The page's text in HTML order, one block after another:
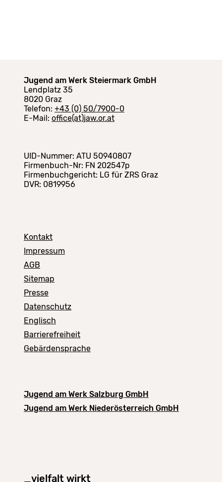
Jugend am Werk Steiermark GmbH
Lendplatz 35
8020 Graz
Telefon: +43 (0) 50/7900-0
E-Mail: office(at)jaw.or.at
UID-Nummer: ATU 50940807
Firmenbuch-Nr: FN 202547p
Firmenbuchgericht: LG für ZRS Graz
DVR: 0819956
Kontakt
Impressum
AGB
Sitemap
Presse
Datenschutz
Englisch
Barrierefreiheit
Gebärdensprache
Jugend am Werk Salzburg GmbH
Jugend am Werk Niederösterreich GmbH
_vielfalt wirkt